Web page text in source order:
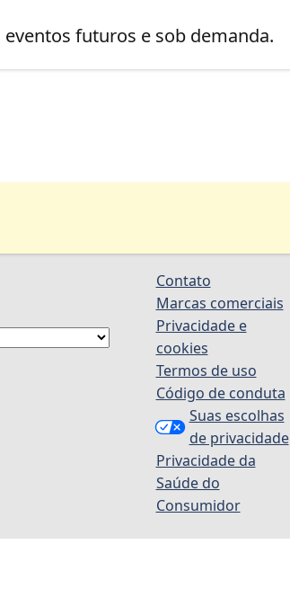
futuros e sob demanda.
Contato
Marcas comerciais
Privacidade e
cookies
Termos de uso
Código de conduta
Suas escolhas
de privacidade
Privacidade da
Saúde do
Consumidor